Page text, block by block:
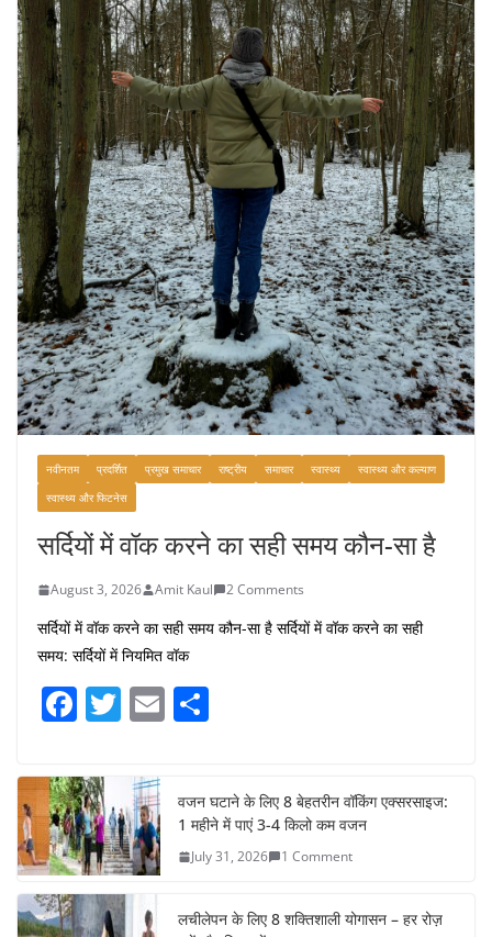
August 7, 2026 0 Comments
नवीनतम प्रदर्शित प्रमुख समाचार राष्ट्रीय समाचार स्वास्थ्य
स्वास्थ्य और कल्याण
स्वास्थ्य और फिटनेस
सर्दियों में वॉक करने का सही समय कौन-सा है
August 3, 2026 Amit Kaul 2 Comments
सर्दियों में वॉक करने का सही समय कौन-सा है सर्दियों में वॉक करने का सही
समय: सर्दियों में नियमित वॉक
F
c
e
b
o
o
T
itt
er
E
e
वजन घटाने के लिए 8 बेहतरीन वॉकिंग एक्सरसाइज:
1 महीने में पाएं 3-4 किलो कम वजन
July 31, 2026 1 Comment
लचीलेपन के लिए 8 शक्तिशाली योगासन – हर रोज़